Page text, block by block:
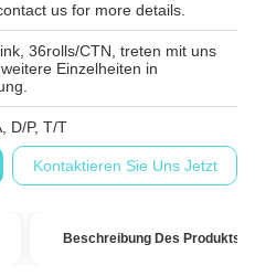
us for more details.
36rolls/CTN, treten mit uns
Einzelheiten in
D/P, T/T
Kontaktieren Sie Uns Jetzt
Beschreibung Des Produkts